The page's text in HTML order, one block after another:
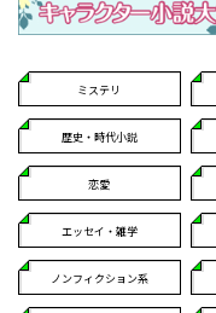
ミステリ
歴史・時代小説
恋愛
エッセイ・雑学
ノンフィクション系